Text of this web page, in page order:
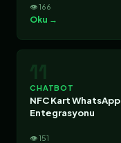
👁 166
Oku →
11
CHATBOT
NFC Kart WhatsApp
Entegrasyonu
👁 151